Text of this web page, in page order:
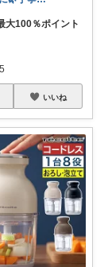
大100％ポイント
5
いいね